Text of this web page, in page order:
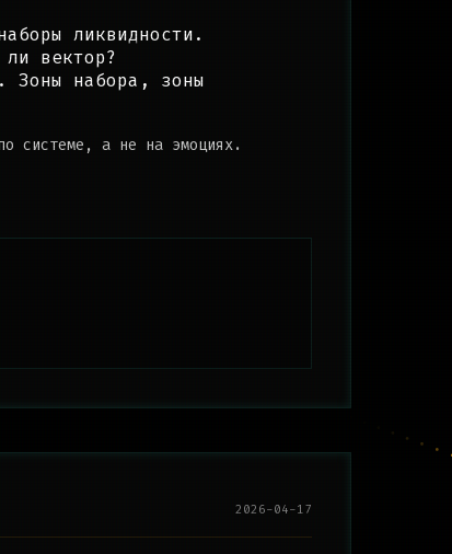
ликвидности.
вектор?
Зоны набора, зоны
системе, а не на эмоциях.
2026-04-17